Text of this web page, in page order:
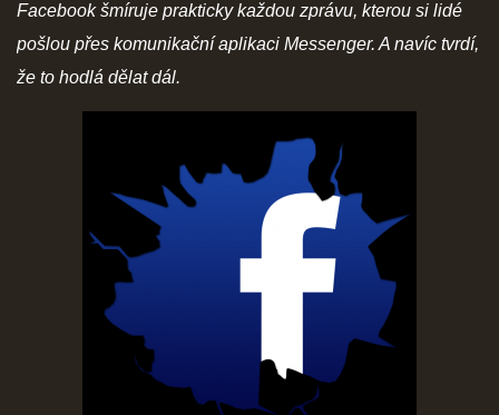
Facebook šmíruje prakticky každou zprávu, kterou si lidé
pošlou přes komunikační aplikaci Messenger. A navíc tvrdí,
že to hodlá dělat dál.